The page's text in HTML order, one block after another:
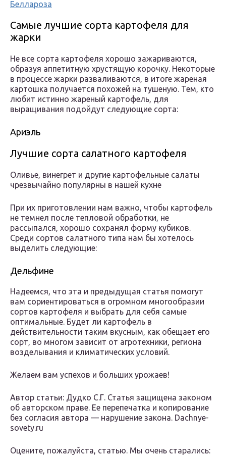
Беллароза
Самые лучшие сорта картофеля для
жарки
Не все сорта картофеля хорошо зажариваются,
образуя аппетитную хрустящую корочку. Некоторые
в процессе жарки разваливаются, в итоге жареная
картошка получается похожей на тушеную. Тем, кто
любит истинно жареный картофель, для
выращивания подойдут следующие сорта:
Ариэль
Лучшие сорта салатного картофеля
Оливье, винегрет и другие картофельные салаты
чрезвычайно популярны в нашей кухне
При их приготовлении нам важно, чтобы картофель
не темнел после тепловой обработки, не
рассыпался, хорошо сохранял форму кубиков.
Среди сортов салатного типа нам бы хотелось
выделить следующие:
Дельфине
Надеемся, что эта и предыдущая статья помогут
вам сориентироваться в огромном многообразии
сортов картофеля и выбрать для себя самые
оптимальные. Будет ли картофель в
действительности таким вкусным, как обещает его
сорт, во многом зависит от агротехники, региона
возделывания и климатических условий.
Желаем вам успехов и больших урожаев!
Автор статьи: Дудко С.Г. Статья защищена законом
об авторском праве. Ее перепечатка и копирование
без согласия автора — нарушение закона. Dachnye-
sovety.ru
Оцените, пожалуйста, статью. Мы очень старались: